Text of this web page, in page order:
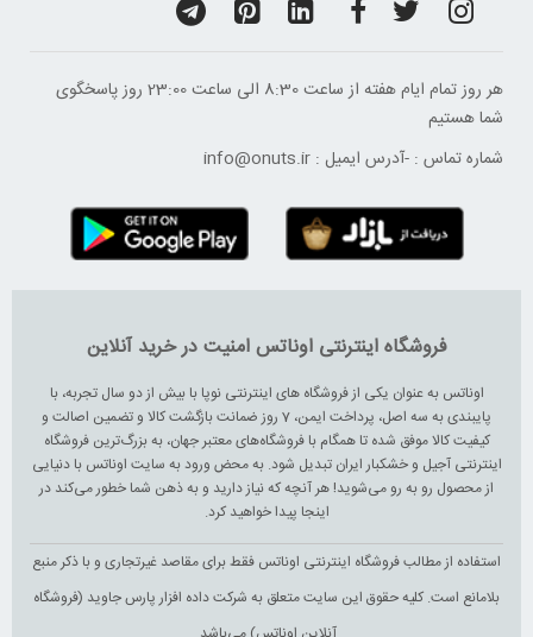
هر روز تمام ایام هفته از ساعت 8:30 الی ساعت 23:00 ‌روز پاسخگوی
شما هستیم
شماره تماس : -آدرس ایمیل : info@onuts.ir
فروشگاه اینترنتی اوناتس امنیت در خرید آنلاین
اوناتس به عنوان یکی از فروشگاه های اینترنتی نوپا با بیش از دو سال تجربه، با
پایبندی به سه اصل، پرداخت ایمن، 7 روز ضمانت بازگشت کالا و تضمین اصالت و
کیفیت کالا موفق شده تا همگام با فروشگاه‌های معتبر جهان، به بزرگ‌ترین فروشگاه
اینترنتی آجیل و خشکبار ایران تبدیل شود. به محض ورود به سایت اوناتس با دنیایی
از محصول رو به رو می‌شوید! هر آنچه که نیاز دارید و به ذهن شما خطور می‌کند در
اینجا پیدا خواهید کرد.
استفاده از مطالب فروشگاه اینترنتی اوناتس فقط برای مقاصد غیرتجاری و با ذکر منبع
بلامانع است. کلیه حقوق این سایت متعلق به شرکت داده افزار پارس جاوید (فروشگاه